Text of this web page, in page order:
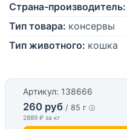
Страна-производитель:
Тип товара: консервы
Тип животного: кошка
Артикул: 138666
260 руб / 85 г
2889 ₽ за кг